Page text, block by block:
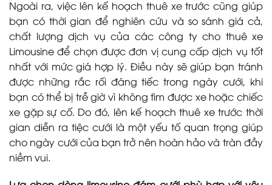
Ngoài ra, việc lên kế hoạch thuê xe trước cũng giúp
bạn có thời gian để nghiên cứu và so sánh giá cả,
chất lượng dịch vụ của các công ty cho thuê xe
Limousine để chọn được đơn vị cung cấp dịch vụ tốt
nhất với mức giá hợp lý. Điều này sẽ giúp bạn tránh
được những rắc rối đáng tiếc trong ngày cưới, khi
bạn có thể bị trễ giờ vì không tìm được xe hoặc chiếc
xe gặp sự cố. Do đó, lên kế hoạch thuê xe trước thời
gian diễn ra tiệc cưới là một yếu tố quan trọng giúp
cho ngày cưới của bạn trở nên hoàn hảo và tràn đầy
niềm vui.